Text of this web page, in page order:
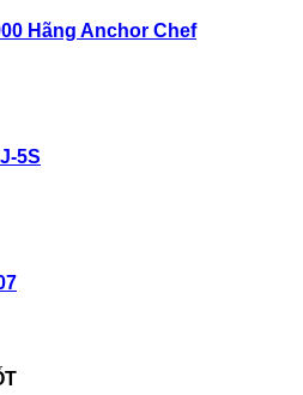
Hãng Anchor Chef
5S